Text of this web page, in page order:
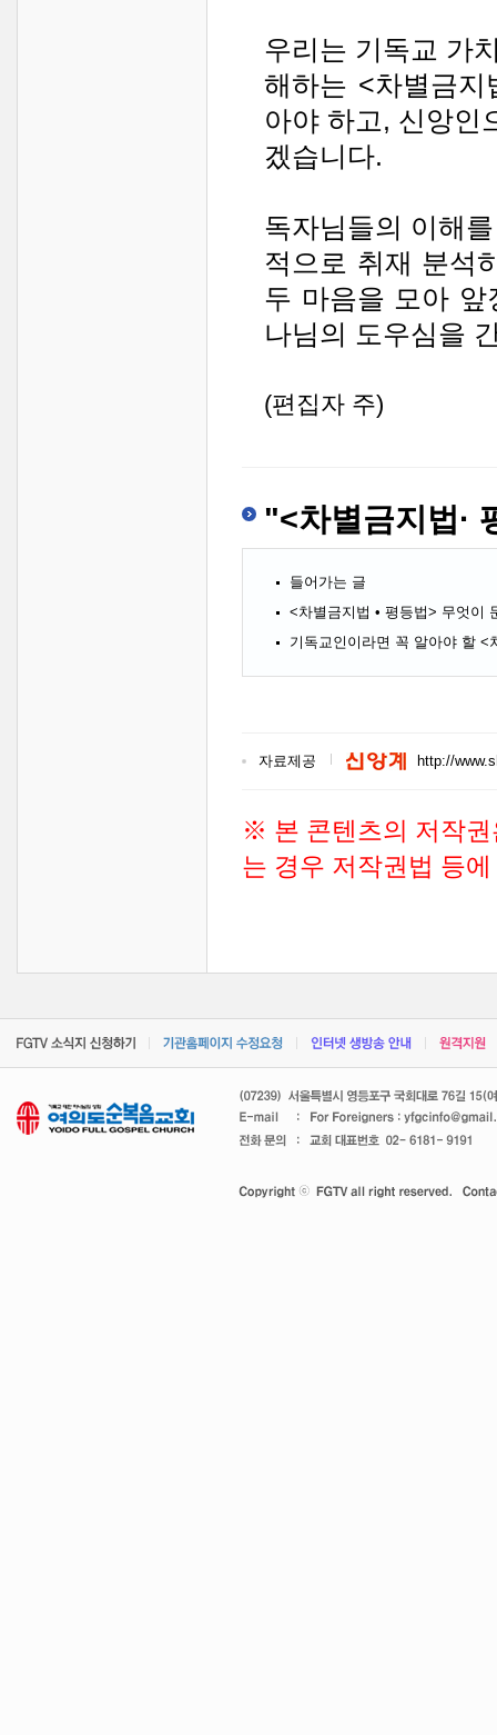
우리는 기독교 가
해하는 <차별금
아야 하고, 신앙인
겠습니다.
독자님들의 이해
적으로 취재 분석
두 마음을 모아 앞
나님의 도우심을
(편집자 주)
"<차별금지법·
들어가는 글
<차별금지법 • 평등법> 무엇이
기독교인이라면 꼭 알아야 할 <
자료제공 http://
※ 본 콘텐츠의 저작권
는 경우 저작권법 등